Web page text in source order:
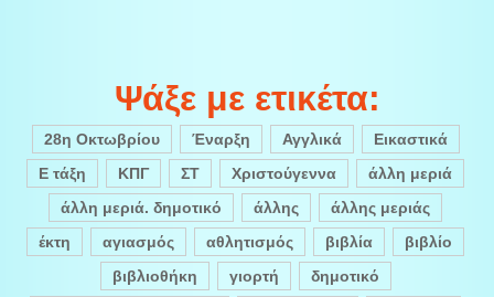
Ψάξε με ετικέτα:
28η Οκτωβρίου Έναρξη Αγγλικά
Εικαστικά
Ε τάξη
ΚΠΓ ΣΤ Χριστούγεννα
άλλη μεριά
άλλη μεριά. δημοτικό
άλλης
άλλης μεριάς
έκτη
αγιασμός αθλητισμός βιβλία
βιβλίο
βιβλιοθήκη
γιορτή
δημοτικό